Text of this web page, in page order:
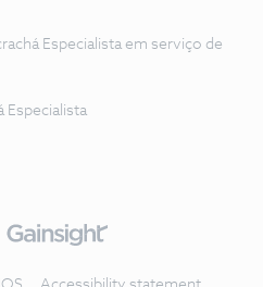
Especialista em serviço de
Especialista